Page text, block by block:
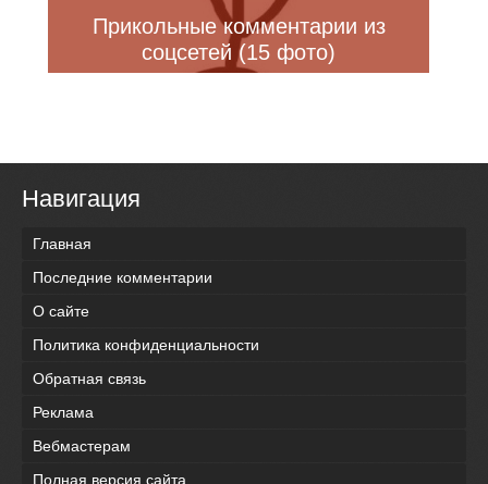
Прикольные комментарии из
соцсетей (15 фото)
Навигация
Главная
Последние комментарии
О сайте
Политика конфиденциальности
Обратная связь
Реклама
Вебмастерам
Полная версия сайта